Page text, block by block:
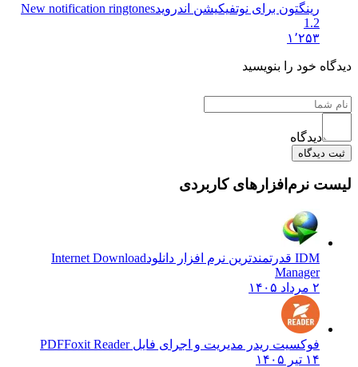
رینگتون برای نوتفیکیشن اندرویدNew notification ringtones
1.2
۱٬۲۵۳
دیدگاه خود را بنویسید
دیدگاه
ثبت دیدگاه
لیست نرم‌افزارهای کاربردی
IDM قدرتمندترین نرم افزار دانلود
Internet Download
Manager
۲ مرداد ۱۴۰۵
فوکسیت ریدر مدیریت و اجرای فایل PDFFoxit Reader
۱۴ تیر ۱۴۰۵